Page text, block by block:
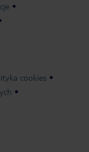
cookies